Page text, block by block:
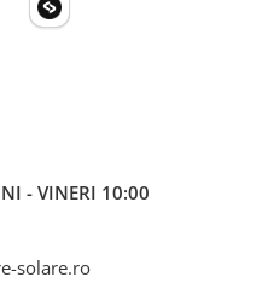
- VINERI 10:00
solare.ro